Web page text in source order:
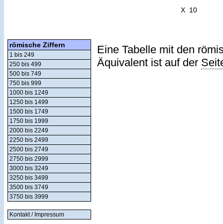
römische Ziffern
1 bis 249
250 bis 499
500 bis 749
750 bis 999
1000 bis 1249
1250 bis 1499
1500 bis 1749
1750 bis 1999
2000 bis 2249
2250 bis 2499
2500 bis 2749
2750 bis 2999
3000 bis 3249
3250 bis 3499
3500 bis 3749
3750 bis 3999
Kontakt / Impressum
X 10
Eine Tabelle mit den
Äquivalent ist auf der